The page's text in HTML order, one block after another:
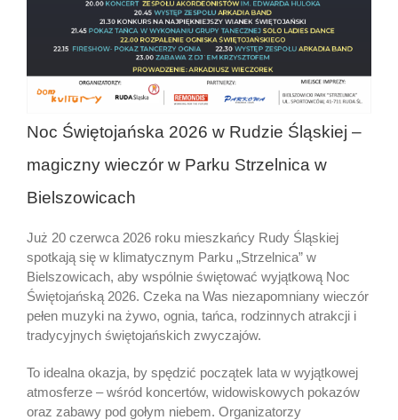
Noc Świętojańska 2026 w Rudzie Śląskiej –
magiczny wieczór w Parku Strzelnica w
Bielszowicach
Już 20 czerwca 2026 roku mieszkańcy Rudy Śląskiej
spotkają się w klimatycznym Parku „Strzelnica” w
Bielszowicach, aby wspólnie świętować wyjątkową Noc
Świętojańską 2026. Czeka na Was niezapomniany wieczór
pełen muzyki na żywo, ognia, tańca, rodzinnych atrakcji i
tradycyjnych świętojańskich zwyczajów.
To idealna okazja, by spędzić początek lata w wyjątkowej
atmosferze – wśród koncertów, widowiskowych pokazów
oraz zabawy pod gołym niebem. Organizatorzy